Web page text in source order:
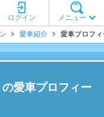
メニュー
ログイン
愛車紹介 愛車プロフ
愛車プロフィー